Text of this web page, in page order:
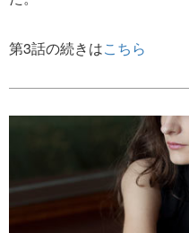
第3話の続きはこちら